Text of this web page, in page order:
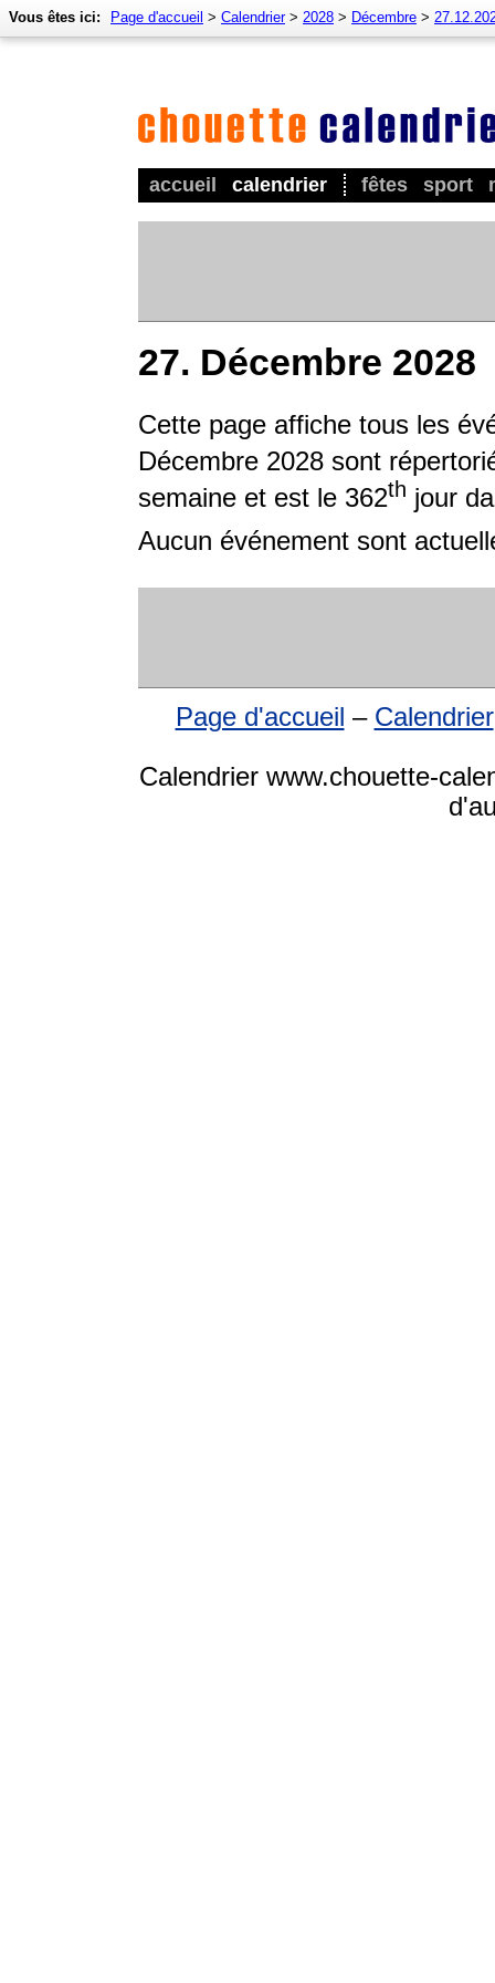
accueil calendrier fêtes sport
Vous êtes ici: Page d'accueil > Calendrier> 2028 > Décembre >
27. Décembre 2028
Cette page affiche tous les
Décembre 2028 sont
semaine et est le 362th jour
Aucun événement sont
Page d'accueil – Calendrier
Calendrier www.chouette-